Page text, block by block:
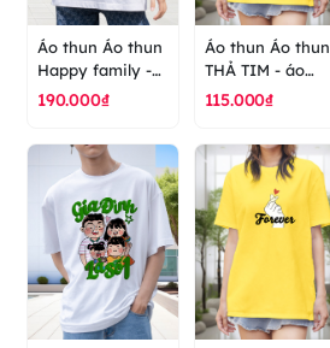
Áo thun Áo thun
Happy family -
áo thun cao cấp
190.000₫
Áo thun Áo thun
THẢ TIM - áo
thun cao cấp
115.000₫